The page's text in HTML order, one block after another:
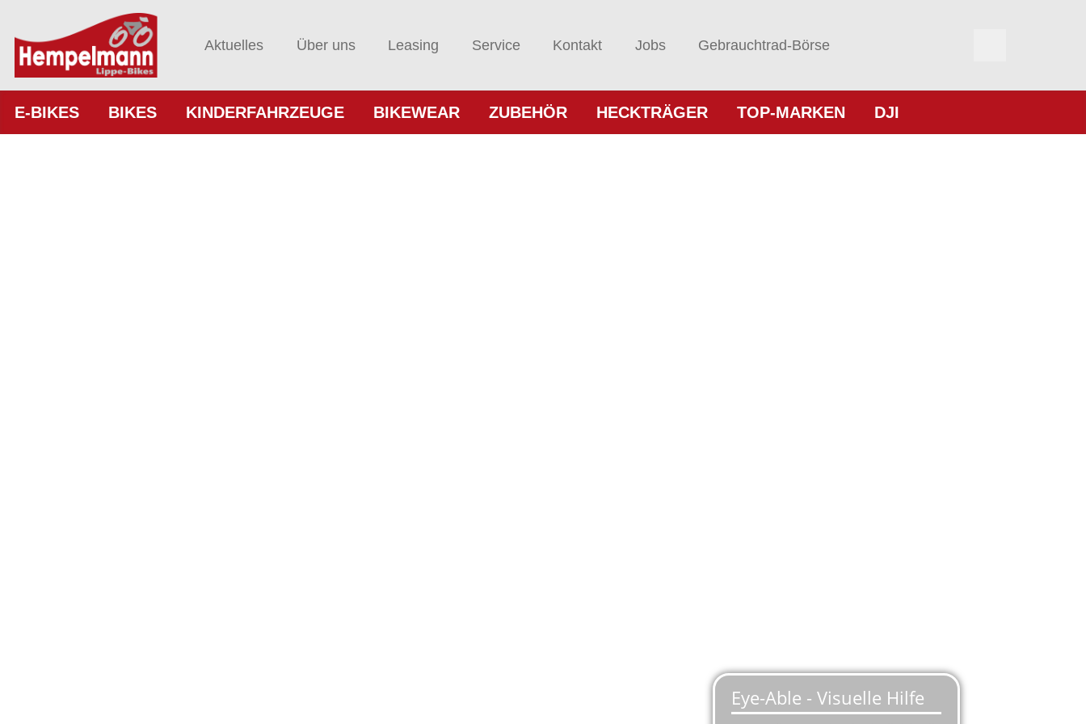
Aktuelles Über uns Leasing Service Kontakt Jobs Gebrauchtrad-Börse
E-BIKES BIKES KINDERFAHRZEUGE BIKEWEAR ZUBEHÖR HECKTRÄGER TOP-MARKEN DJI